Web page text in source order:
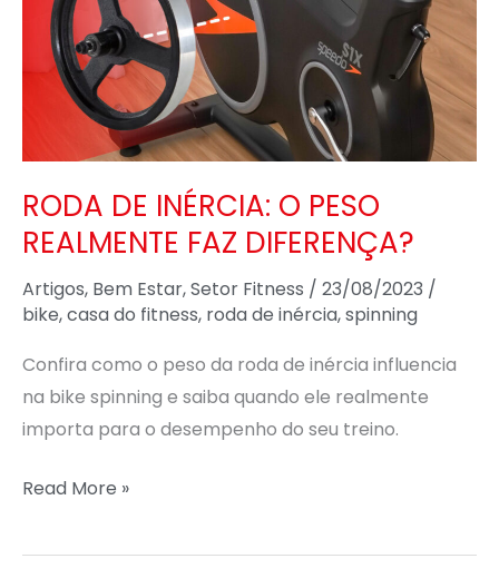
RODA DE INÉRCIA: O PESO
REALMENTE FAZ DIFERENÇA?
Artigos, Bem Estar,Setor Fitness / 23/08/2023 /
bike,casa do fitness, roda de inércia,spinning
Confira como o peso da roda de inércia influencia
na bike spinning e saiba quando ele realmente
importa para o desempenho do seu treino.
PESO
REALMENTE
DIFERENÇA?
Read More »